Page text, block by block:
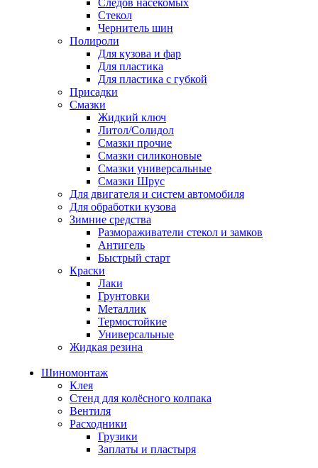
Следов насекомых
Стекол
Чернитель шин
Полироли
Для кузова и фар
Для пластика
Для пластика с губкой
Присадки
Смазки
Жидкий ключ
Литол/Солидол
Смазки прочие
Смазки силиконовые
Смазки универсальные
Смазки Шрус
Для двигателя и систем автомобиля
Для обработки кузова
Зимние средства
Размораживатели стекол и замков
Антигель
Быстрый старт
Краски
Лаки
Грунтовки
Металлик
Термостойкие
Универсальные
Жидкая резина
Шиномонтаж
Клея
Стенд для колёсного колпака
Вентиля
Расходники
Грузики
Заплаты и пластыря